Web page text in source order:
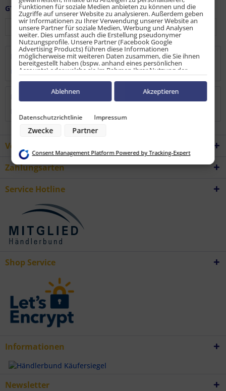
GTIN / EAN:
9010486096627
Beschreibung
mehr
Bewertungen
0
Vorteile
Zahlungsarten
Service Hotline
Shop Service
Informationen
Newsletter
Funktionen für soziale Medien anbieten zu können und die
Zugriffe auf unserer Website zu analysieren. Außerdem geben
wir Informationen zu Ihrer Verwendung unserer Website an
unsere Partner für soziale Medien, Werbung und Analysen
weiter. Dies umfasst auch die Erstellung pseudonymer
Nutzungsprofile. Unsere Partner (Facebook Google
Advertising Products) führen diese Informationen
möglicherweise mit weiteren Daten zusammen, die Sie ihnen
bereitgestellt haben (bspw. anhand eines persönlichen
Accounts) oder welche sie im Rahmen Ihrer Nutzung der
Dienste gesammelt haben (bspw. Nutzungsdaten anderer
Geräte). Ihre Einwilligung zur Nutzung von Cookies und Pixeln
können Sie jederzeit widerrufen, indem Sie auf den
Datenschutz-Button links unten klicken und dort die
Zwecke der Datenverarbeitung durch unsere Partner:
Speichern von oder Zugriff auf Informationen auf einem Endgerät
Verwendung von Profilen zur Auswahl personalisierter Werbung
Verwendung von Profilen zur Auswahl personalisierter Inhalte
Messung der Performance von Inhalten
Analyse von Zielgruppen durch Statistiken oder Kombinationen von
Entwicklung und Verbesserung der Angebote
Verwendung reduzierter Daten zur Auswahl von Inhalten
Besondere Features:
Verwendung genauer Standortdaten
Endgeräteeigenschaften zur Identifikation aktiv abfragen
Datenschutzrichtlinie Impressum
Zwecke Partner
Ablehnen Akzeptieren
Consent Management Platform Powered by Tracking-Expert